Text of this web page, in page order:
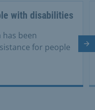
with disabilities
been
for people